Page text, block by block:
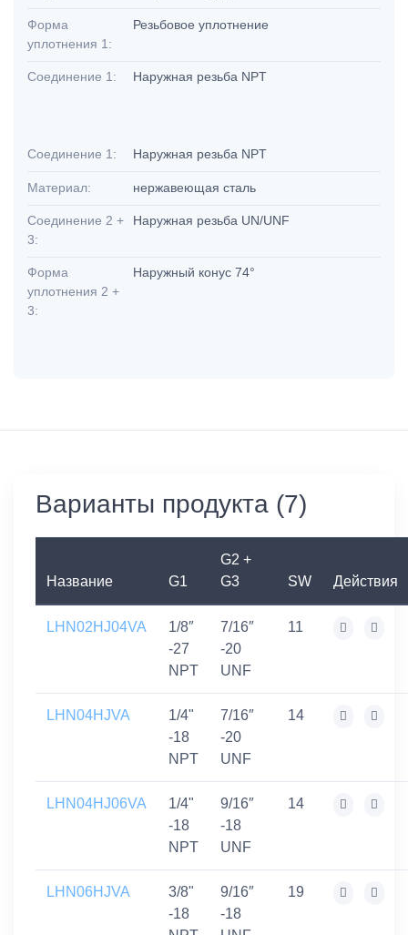
Форма
уплотнения 1:
Резьбовое уплотнение
Соединение 1: Наружная резьба NPT
Соединение 1: Наружная резьба NPT
Материал: нержавеющая сталь
Соединение 2 +
3:
Наружная резьба UN/UNF
Форма
уплотнения 2 +
3:
Наружный конус 74°
Варианты продукта (7)
Название G1
G2 +
G3
SW Действия
LHN02HJ04VA
1/8″
-27
NPT
7/16″
-20
UNF
11
LHN04HJVA
1/4"
-18
NPT
7/16″
-20
UNF
14
LHN04HJ06VA
1/4"
-18
NPT
9/16″
-18
UNF
14
LHN06HJVA
3/8"
-18
9/16″
-18
19